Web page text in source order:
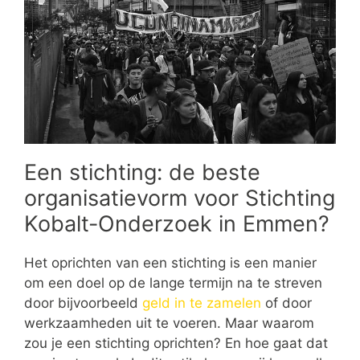
Een stichting: de beste
organisatievorm voor Stichting
Kobalt-Onderzoek in Emmen?
Het oprichten van een stichting is een manier
om een doel op de lange termijn na te streven
door bijvoorbeeld geld in te zamelen of door
werkzaamheden uit te voeren. Maar waarom
zou je een stichting oprichten? En hoe gaat dat